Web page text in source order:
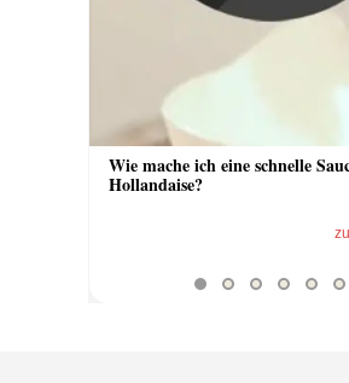
Wie mache ich eine schnelle
Hollandaise?